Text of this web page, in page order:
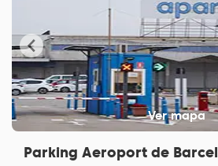
Ver mapa
Parking Aeroport de